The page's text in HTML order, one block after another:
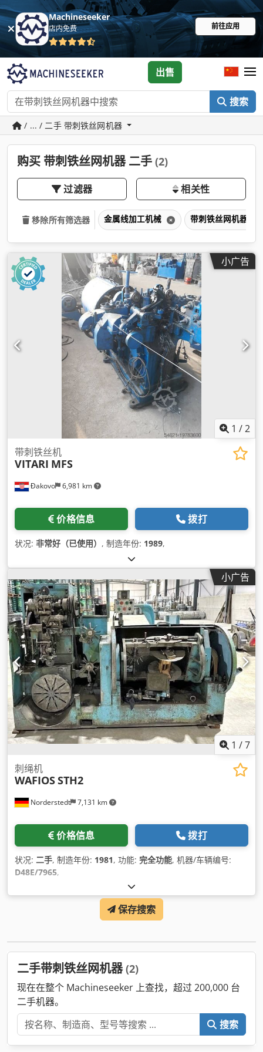
Machineseeker
店内免费 前往应用
搜索
出售
/ ... / 二手 带刺铁丝网机器
购买 带刺铁丝网机器 二手 (2)
过滤器 相关性
移除所有筛选器 金属线加工机械 带刺铁丝网机器
小广告
1 /2
Đakovo 6,981 km
带刺铁丝机
VITARI MFS
价格信息 拨打
状况: 非常好（已使用） , 制造年份: 1989,
小广告
1 /7
Norderstedt 7,131 km
刺绳机
WAFIOSSTH2
价格信息 拨打
状况: 二手, 制造年份: 1981, 功能: 完全功能, 机器/车辆编号:
D48E/7965,
保存搜索
二手带刺铁丝网机器(2)
现在在整个 Machineseeker 上查找，超过 200,000 台
二手机器。
搜索